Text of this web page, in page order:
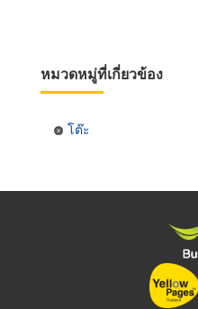
หมวดหมู่ที่เกี่ยวข้อง
โต๊ะ